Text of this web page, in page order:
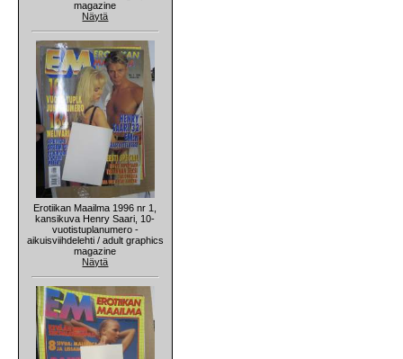
magazine
Näytä
Erotiikan Maailma 1996 nr 1,
kansikuva Henry Saari, 10-
vuotistuplanumero -
aikuisviihdelehti / adult graphics
magazine
Näytä